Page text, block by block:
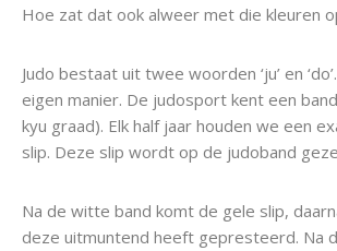
Hoe zat dat ook alweer met die kleuren
Judo bestaat uit twee woorden ‘ju’ en
eigen manier. De judosport kent een
kyu graad). Elk half jaar houden we een
slip. Deze slip wordt op de judoband
Na de witte band komt de gele slip,
deze uitmuntend heeft gepresteerd. Na